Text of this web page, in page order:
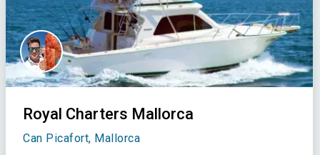
Royal Charters Mallorca
Can Picafort, Mallorca